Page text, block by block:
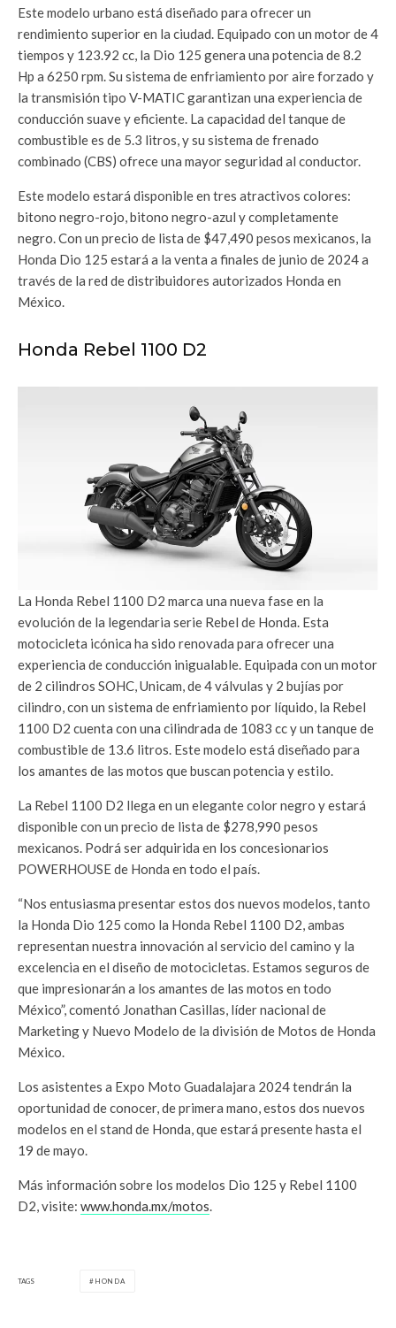
Este modelo urbano está diseñado para ofrecer un
rendimiento superior en la ciudad. Equipado con un motor de 4
tiempos y 123.92 cc, la Dio 125 genera una potencia de 8.2
Hp a 6250 rpm. Su sistema de enfriamiento por aire forzado y
la transmisión tipo V-MATIC garantizan una experiencia de
conducción suave y eficiente. La capacidad del tanque de
combustible es de 5.3 litros, y su sistema de frenado
combinado (CBS) ofrece una mayor seguridad al conductor.
Este modelo estará disponible en tres atractivos colores:
bitono negro-rojo, bitono negro-azul y completamente
negro. Con un precio de lista de $47,490 pesos mexicanos, la
Honda Dio 125 estará a la venta a finales de junio de 2024 a
través de la red de distribuidores autorizados Honda en
México.
Honda Rebel 1100 D2
La Honda Rebel 1100 D2 marca una nueva fase en la
evolución de la legendaria serie Rebel de Honda. Esta
motocicleta icónica ha sido renovada para ofrecer una
experiencia de conducción inigualable. Equipada con un motor
de 2 cilindros SOHC, Unicam, de 4 válvulas y 2 bujías por
cilindro, con un sistema de enfriamiento por líquido, la Rebel
1100 D2 cuenta con una cilindrada de 1083 cc y un tanque de
combustible de 13.6 litros. Este modelo está diseñado para
los amantes de las motos que buscan potencia y estilo.
La Rebel 1100 D2 llega en un elegante color negro y estará
disponible con un precio de lista de $278,990 pesos
mexicanos. Podrá ser adquirida en los concesionarios
POWERHOUSE de Honda en todo el país.
“Nos entusiasma presentar estos dos nuevos modelos, tanto
la Honda Dio 125 como la Honda Rebel 1100 D2, ambas
representan nuestra innovación al servicio del camino y la
excelencia en el diseño de motocicletas. Estamos seguros de
que impresionarán a los amantes de las motos en todo
México”, comentó Jonathan Casillas, líder nacional de
Marketing y Nuevo Modelo de la división de Motos de Honda
México.
Los asistentes a Expo Moto Guadalajara 2024 tendrán la
oportunidad de conocer, de primera mano, estos dos nuevos
modelos en el stand de Honda, que estará presente hasta el
19 de mayo.
Más información sobre los modelos Dio 125 y Rebel 1100
D2, visite: www.honda.mx/motos.
TAGS HONDA